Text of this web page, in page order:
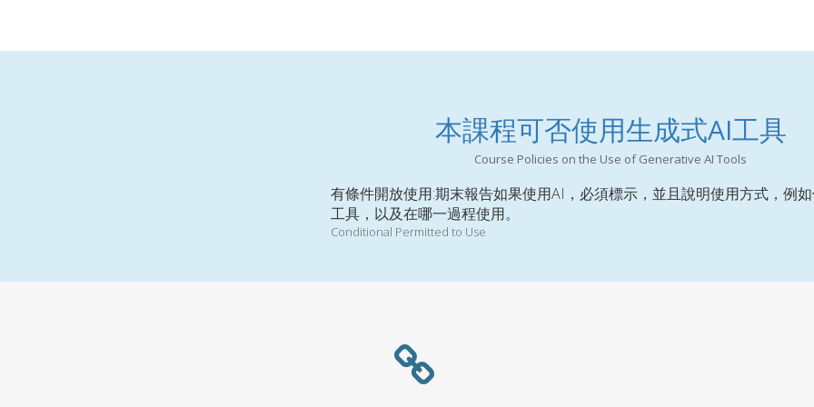
本課程可否使用生成式AI工具
Course Policies on the Use of Generative AI Tools
有條件開放使用:期末報告如果使用AI，必須標示，並且說明使用方式，例
工具，以及在哪一過程使用。
Conditional Permitted to Use